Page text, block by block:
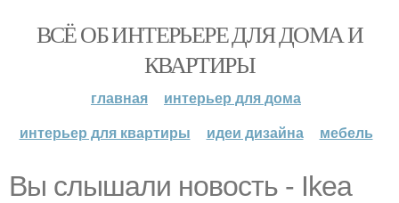
ВСЁ ОБ ИНТЕРЬЕРЕ ДЛЯ ДОМА И
КВАРТИРЫ
главная
интерьер для дома
интерьер для квартиры
идеи дизайна мебель
Вы слышали новость - Ikea